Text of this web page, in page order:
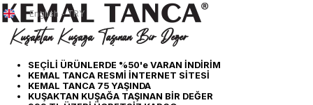
SEÇİLİ ÜRÜNLERDE %50'e VARAN İNDİRİM
KEMAL TANCA RESMİ İNTERNET SİTESİ
KEMAL TANCA 75 YAŞINDA
KUŞAKTAN KUŞAĞA TAŞINAN BİR DEĞER
English - TRY